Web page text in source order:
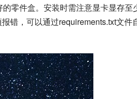
零件盒。安装时需注意显卡显存至
错，可以通过requirements.txt文件